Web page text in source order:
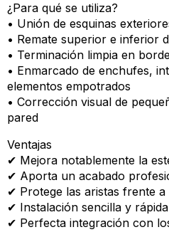
¿Para qué se utiliza?
• Unión de esquinas
• Remate superior e inferior
• Terminación limpia en
• Enmarcado de enchufes,
elementos empotrados
• Corrección visual de
pared
Ventajas
✔ Mejora notablemente la
✔ Aporta un acabado
✔ Protege las aristas frente a
✔ Instalación sencilla y rápida
✔ Perfecta integración con